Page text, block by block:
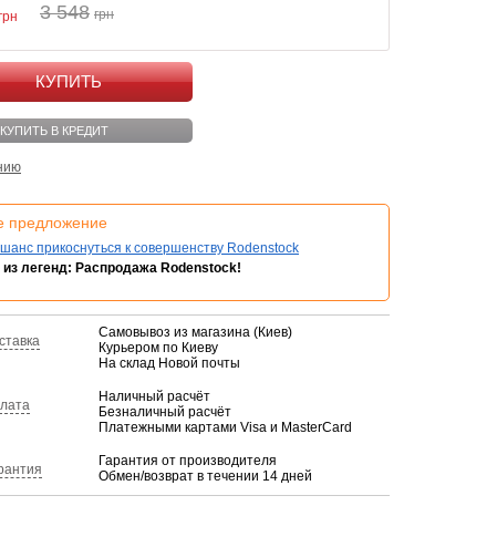
3 548 грн
КУПИТЬ
КУПИТЬ В КРЕДИТ
предложение
прикоснуться к совершенству Rodenstock
легенд: Распродажа Rodenstock!
Самовывоз из магазина (Киев)
Курьером по Киеву
На склад Новой почты
Наличный расчёт
Безналичный расчёт
Платежными картами Visa и MasterCard
Гарантия от производителя
Обмен/возврат в течении 14 дней